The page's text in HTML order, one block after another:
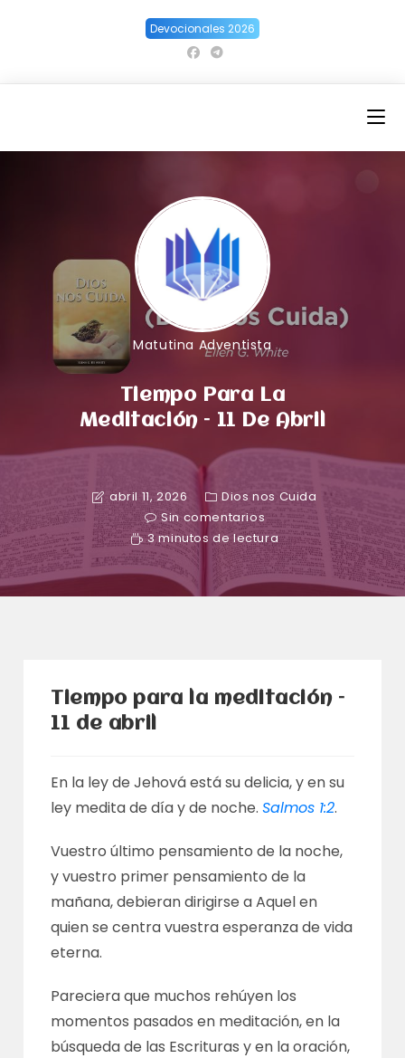
Devocionales 2026
Matutina Adventista
Tiempo Para La
Meditación – 11 De Abril
abril 11, 2026
Dios nos Cuida
Sin comentarios
3 minutos de lectura
Tiempo para la meditación –
11 de abril
En la ley de Jehová está su delicia, y en su
ley medita de día y de noche.Salmos 1:2.
Vuestro último pensamiento de la noche,
y vuestro primer pensamiento de la
mañana, debieran dirigirse a Aquel en
quien se centra vuestra esperanza de vida
eterna.
Pareciera que muchos rehúyen los
momentos pasados en meditación, en la
búsqueda de las Escrituras y en la oración,